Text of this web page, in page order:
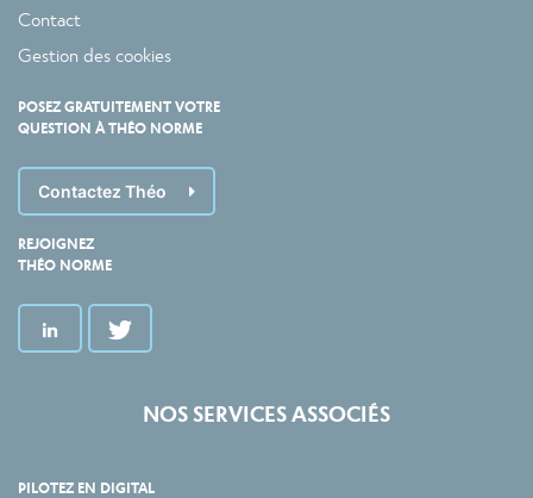
Contact
Gestion des cookies
POSEZ GRATUITEMENT VOTRE
QUESTION À THÉO NORME
Contactez Théo
REJOIGNEZ
THÉO NORME
NOS SERVICES ASSOCIÉS
PILOTEZ EN DIGITAL